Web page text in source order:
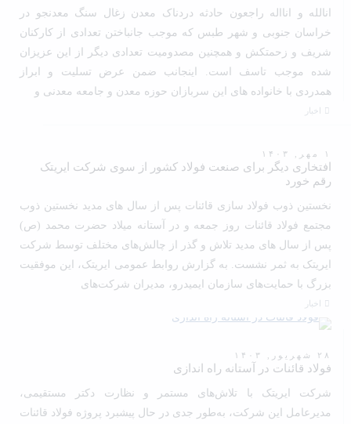
انالله و انااله راجعون حادثه دردناک معدن زغال سنگ معدنجو در
خراسان جنوبی و شهر طبس که موجب جانباختن تعدادی از کارکنان
شریف و زحمتکش و همچنین مصدومیت تعدادی دیگر از این عزیزان
شده موجب تاسف است. اینجانب ضمن عرض تسلیت و ابراز
همدردی با خانواده های این سربازان حوزه معدن و جامعه معدنی و
اخبار
۱ مهر, ۱۴۰۳
افتخاری دیگر برای صنعت فولاد کشور از سوی شرکت ایریتک
رقم خورد
نخستین ذوب فولاد سازی قائنات پس از سال های مدید نخستین ذوب
مجتمع فولاد قائنات روز جمعه و در آستانه میلاد حضرت محمد (ص)
پس از سال های مدید تلاش و گذر از چالش‌های مختلف توسط شرکت
ایریتک به ثمر نشست. به گزارش روابط عمومی ایریتک، این موفقیت
بزرگ با حمایت‌های سازمان ایمیدرو، مدیران شرکت‌های
اخبار
۲۸ شهریور, ۱۴۰۳
فولاد قائنات در آستانه راه اندازی
شرکت ایریتک با تلاش‌های مستمر و نظارت دکتر مستقیمی،
مدیرعامل این شرکت، به‌طور جدی در حال پیشبرد پروژه فولاد قائنات